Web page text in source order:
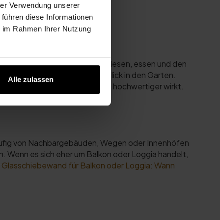
Verwendung unserer
diese Informationen
Rahmen Ihrer Nutzung
Alle zulassen
möchten draußen sitzen, lesen, essen und den
transparent und erhält den Blick in den Garten.
Fotos und im Alltag deutlich hochwertiger wirkt.
von Nachbargebäuden, Wegen oder Innenhöfen
Wenn es sich eher um Balkon oder Loggia handelt,
Glasschiebewand für Balkon oder Loggia: Wann